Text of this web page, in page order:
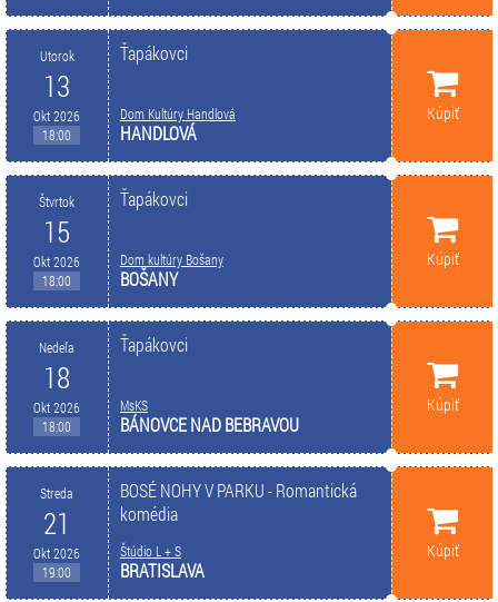
Utorok
13
Okt 2026
18:00
Ťapákovci
Dom Kultúry Handlová
HANDLOVÁ
Kúpiť
Štvrtok
15
Okt 2026
18:00
Ťapákovci
Dom kultúry Bošany
BOŠANY
Kúpiť
Nedeľa
18
Okt 2026
18:00
Ťapákovci
MsKS
BÁNOVCE NAD BEBRAVOU
Kúpiť
Streda
21
Okt 2026
19:00
BOSÉ NOHY V PARKU - Romantická
komédia
Štúdio L + S
BRATISLAVA
Kúpiť